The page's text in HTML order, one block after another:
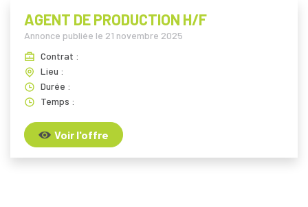
AGENT DE PRODUCTION H/F
Annonce publiée le 21 novembre 2025
Contrat :
Lieu :
Durée :
Temps :
Voir l'offre